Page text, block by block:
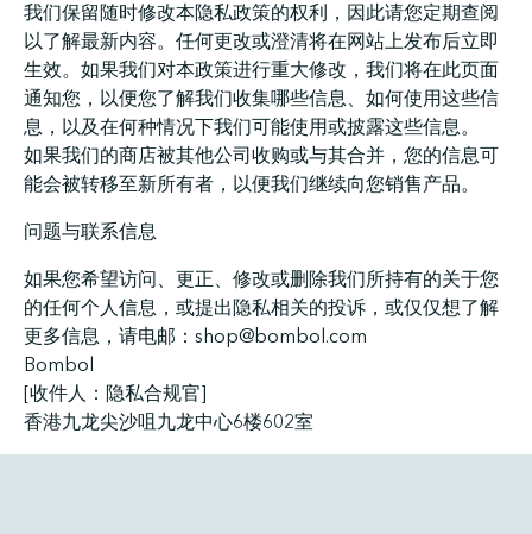
我们保留随时修改本隐私政策的权利，因此请您定期查阅
以了解最新内容。任何更改或澄清将在网站上发布后立即
生效。如果我们对本政策进行重大修改，我们将在此页面
通知您，以便您了解我们收集哪些信息、如何使用这些信
息，以及在何种情况下我们可能使用或披露这些信息。
如果我们的商店被其他公司收购或与其合并，您的信息可
能会被转移至新所有者，以便我们继续向您销售产品。
问题与联系信息
如果您希望访问、更正、修改或删除我们所持有的关于您
的任何个人信息，或提出隐私相关的投诉，或仅仅想了解
更多信息，请电邮：shop@bombol.com
Bombol
[收件人：隐私合规官]
香港九龙尖沙咀九龙中心6楼602室